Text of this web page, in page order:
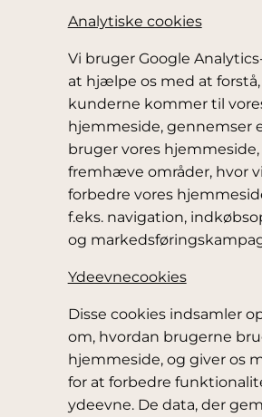
Analytiske cookies
Vi bruger Google
at hjælpe os med at
kunderne kommer til
hjemmeside, gennemser
bruger vores hjemmeside,
fremhæve områder, hvor
forbedre vores
f.eks. navigation,
og
Ydeevnecookies
Disse cookies indsamler
om, hvordan brugerne
hjemmeside, og giver os
for at forbedre
ydeevne. De data, der